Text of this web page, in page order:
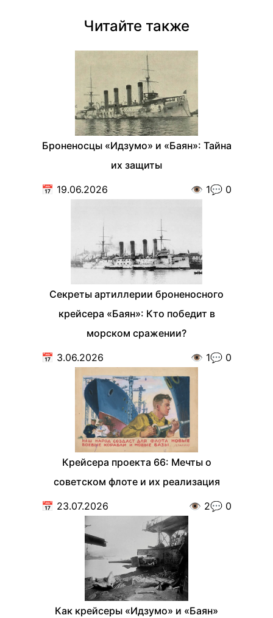
Читайте также
Броненосцы «Идзумо» и «Баян»: Тайна
их защиты
📅 19.06.2026 👁️ 1💬 0
Секреты артиллерии броненосного
крейсера «Баян»: Кто победит в
морском сражении?
📅 3.06.2026 👁️ 1💬 0
Крейсера проекта 66: Мечты о
советском флоте и их реализация
📅 23.07.2026 👁️ 2💬 0
Как крейсеры «Идзумо» и «Баян»